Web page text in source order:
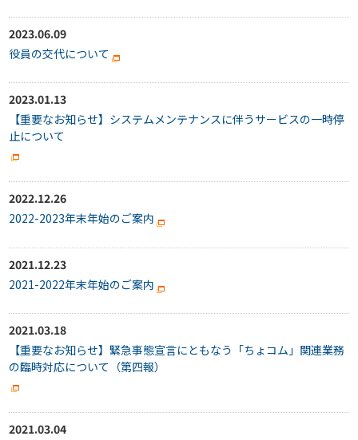
2023.06.09
役員の交代について
2023.01.13
【重要なお知らせ】システムメンテナンスに伴うサービスの一時停
止について
2022.12.26
2022-2023年末年始のご案内
2021.12.23
2021-2022年末年始のご案内
2021.03.18
【重要なお知らせ】緊急事態宣言にともなう「ちょコム」関連業務
の臨時対応について（第四報）
2021.03.04